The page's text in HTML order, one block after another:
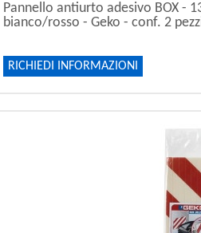
Pannello antiurto adesivo BOX -
bianco/rosso - Geko - conf. 2
RICHIEDI INFORMAZIONI